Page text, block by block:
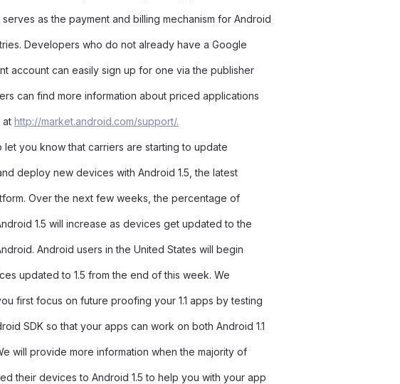
as the payment and billing mechanism for Android
Developers who do not already have a Google
account can easily sign up for one via the publisher
can find more information about priced applications
at http://market.android.com/support/.
let you know that carriers are starting to update
deploy new devices with Android 1.5, the latest
Over the next few weeks, the percentage of
1.5 will increase as devices get updated to the
Android users in the United States will begin
updated to 1.5 from the end of this week. We
first focus on future proofing your 1.1 apps by testing
SDK so that your apps can work on both Android 1.1
will provide more information when the majority of
their devices to Android 1.5 to help you with your app